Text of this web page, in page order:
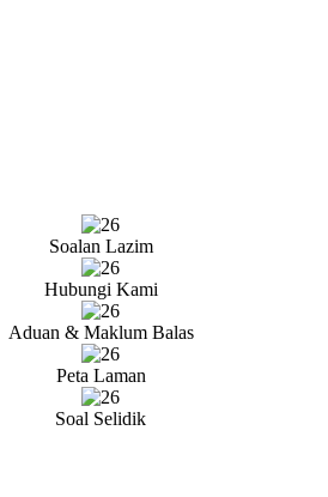
Soalan Lazim
Hubungi Kami
Aduan & Maklum Balas
Peta Laman
Soal Selidik